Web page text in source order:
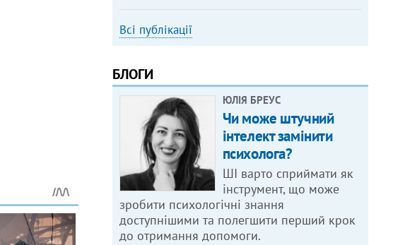
Всі публікації
БЛОГИ
ЮЛІЯ БРЕУС
Чи може штучний
інтелект замінити
психолога?
ШІ варто сприймати як
інструмент, що може
зробити психологічні знання
доступнішими та полегшити перший крок
до отримання допомоги.